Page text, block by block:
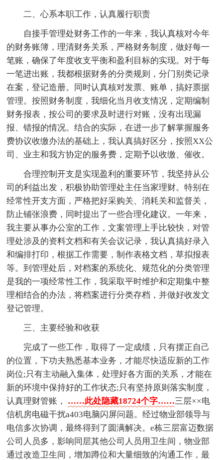
二、心系本职工作，认真履行职责
自接手管理处财务工作的一年来，我认真核对今年
的财务账簿，理清财务关系，严格财务制度，做好每一
笔账，确保了年度收支平衡和盈利目标的实现。对于每
一笔进出账，我都根据财务的分类规则，分门别类记录
在案，登记造册。同时认真核对发票、账单，搞好票据
管理。按照财务制度，我细化当月收支情况，定期编制
财务报表，按公司的要求及时进行对账，没有出现漏
报、错报的情况。结合的实际，在进一步了解掌握服务
费协议收缴办法的基础上，我认真搞好区分，按照XX公
司、业主和我方协定的服务费，定期予以收缴、催收。
合理控制开支是实现盈利的重要环节，我坚持从公
司的利益出发，积极协助管理处主任当家理财。特别在
经常性开支方面，严格把好采购关、消耗关和监督关，
防止铺张浪费，同时提出了一些合理化建议。一年来，
我主要从事办公室的工作，文案管理上手比较快，对管
理处涉及的资料文档和有关会议记录，我认真搞好录入
和编排打印，根据工作需要，制作表格文档，草拟报表
等。到管理处后，对档案的系统化、规范化的分类管理
是我的一项经常性工作，我采取平时维护和定期集中整
理相结合的办法，将档案进行分类存档，并做好收发文
登记管理。
三、主要经验和收获
完成了一些工作，取得了一定成绩，只有摆正自己
的位置，下功夫熟悉基本业务，才能尽快适应新的工作
岗位;只有主动融入集体，处理好各方面的关系，才能在
新的环境中保持好的工作状态;只有坚持原则落实制度，
认真理财管账， ……此处隐藏18724个字……三层××电
信机房电磁干扰a403电脑闪屏问题。经过物业部领导与
电信多次协调，最终得到了圆满解决。e栋三层富迈数据
公司人员多，影响同层其他公司人员用卫生间，物业部
通过改造卫生间，增加蹲位和大量细致的沟通工作，最